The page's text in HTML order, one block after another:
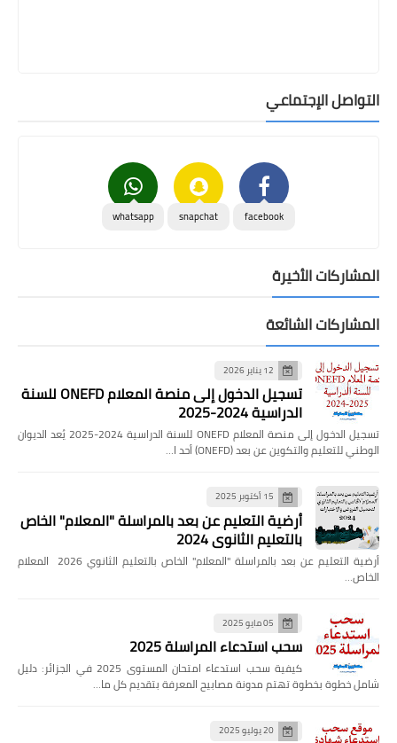
التواصل الإجتماعي
facebook
snapchat
whatsapp
المشاركات الأخيرة
المشاركات الشائعة
12 يناير 2026
تسجيل الدخول إلى منصة المعلام ONEFD للسنة
الدراسية 2024-2025
تسجيل الدخول إلى منصة المعلام ONEFD للسنة الدراسية 2024-2025 يُعد الديوان
الوطني للتعليم والتكوين عن بعد (ONEFD) أحد ا…
15 أكتوبر 2025
أرضية التعليم عن بعد بالمراسلة "المعلام" الخاص
بالتعليم الثانوي 2024
أرضية التعليم عن بعد بالمراسلة "المعلام" الخاص بالتعليم الثانوي 2026 المعلام
الخاص…
05 مايو 2025
سحب استدعاء المراسلة 2025
كيفية سحب استدعاء امتحان المستوى 2025 في الجزائر: دليل
شامل خطوة بخطوة تهتم مدونة مصابيح المعرفة بتقديم كل ما…
20 يوليو 2025